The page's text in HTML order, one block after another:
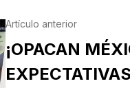
Artículo anterior
¡OPACAN